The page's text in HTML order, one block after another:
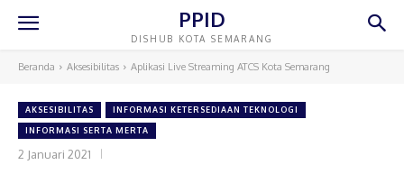
PPID
DISHUB KOTA SEMARANG
Beranda Aksesibilitas Aplikasi Live Streaming ATCS Kota Semarang
AKSESIBILITAS INFORMASI KETERSEDIAAN TEKNOLOGI
INFORMASI SERTA MERTA
2 Januari 2021